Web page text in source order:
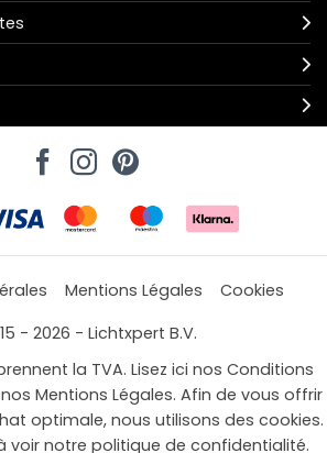
Mentions Légales
Cookies
- 2026 - Lichtxpert B.V.
la TVA. Lisez ici nos Conditions
Mentions Légales. Afin de vous offrir
optimale, nous utilisons des cookies.
voir notre politique de confidentialité.